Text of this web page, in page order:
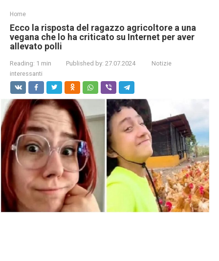
Home
Ecco la risposta del ragazzo agricoltore a una
vegana che lo ha criticato su Internet per aver
allevato polli
Reading: 1 min Published by: 27.07.2024
Notizie
interessanti